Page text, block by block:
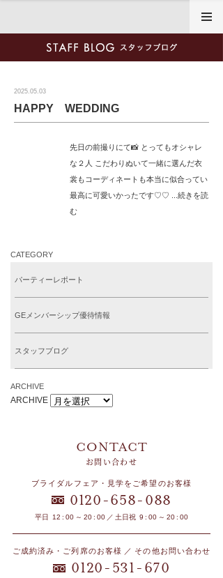
2025.05.03
HAPPY WEDDING
先日の前撮りにて📸 とってもオシャレ
な２人 こだわりぬいて一緒に選んだ衣
裳もコーディネートも本当に似合ってい
最高に可愛いかったです♡♡ ...続きを読
む
CATEGORY
パーティーレポート
GEメンバーシップ優待情報
スタッフブログ
ARCHIVE
ARCHIVE
お問い合わせ
ブライダルフェア・見学をご希望のお客様
0120 -658- 088
平日 12 : 00 ～ 20 : 00 ／ 土日祝 9 : 00 ～ 20 : 00
ご成約済み・ご列席のお客様 ／ その他お問い合わせ
0120 - 531 - 670